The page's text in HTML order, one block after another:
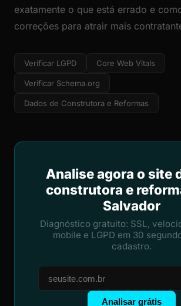
exatamente o que está errado e
correções para atrair mais
Verificar LGPD Core Web Vitals
Verificar Schema.org
Dados de Construtora e Reformas
Analise agora o site
construtora e
Salvador
Diagnóstico gratuito: SSL,
mobile e LGPD em 30
cadastro.
Analisar grátis